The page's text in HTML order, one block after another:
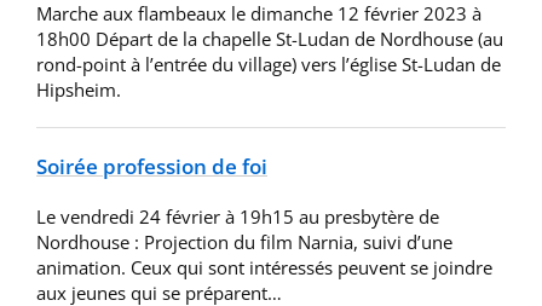
Marche aux flambeaux le dimanche 12 février 2023 à
18h00 Départ de la chapelle St-Ludan de Nordhouse (au
rond-point à l’entrée du village) vers l’église St-Ludan de
Hipsheim.
Soirée profession de foi
Le vendredi 24 février à 19h15 au presbytère de
Nordhouse : Projection du film Narnia, suivi d’une
animation. Ceux qui sont intéressés peuvent se joindre
aux jeunes qui se préparent…